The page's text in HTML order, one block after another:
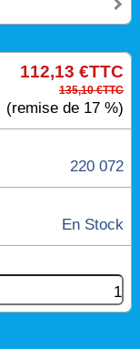
112,13 €TTC
135,10 €TTC
(remise de 17 %)
220 072
En Stock